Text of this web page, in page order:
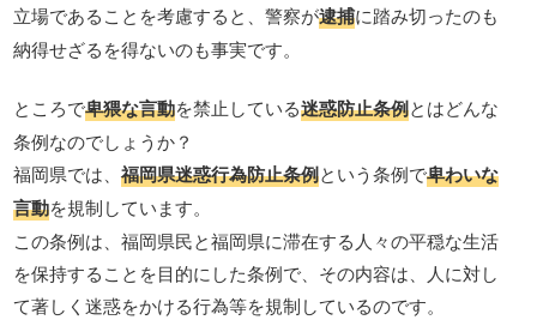
立場であることを考慮すると、警察が逮捕に踏み切ったのも
納得せざるを得ないのも事実です。
ところで卑猥な言動を禁止している迷惑防止条例とはどんな
条例なのでしょうか？
福岡県では、福岡県迷惑行為防止条例という条例で卑わいな
言動を規制しています。
この条例は、福岡県民と福岡県に滞在する人々の平穏な生活
を保持することを目的にした条例で、その内容は、人に対し
て著しく迷惑をかける行為等を規制しているのです。